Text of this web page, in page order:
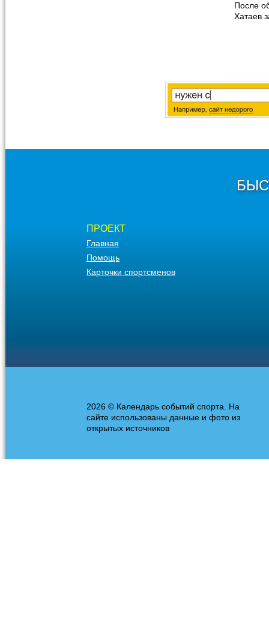
После
Хатаев
ПРОЕКТ
Главная
Помощь
Карточки спортсменов
2026 © Календарь событий спорта. На
сайте использованы данные и фото из
открытых источников